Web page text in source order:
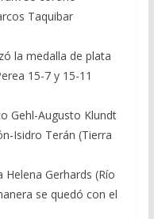
Taquibar
la medalla de plata
15-7 y 15-11
Gehl-Augusto Klundt
Isidro Terán (Tierra
Gerhards (Río
se quedó con el